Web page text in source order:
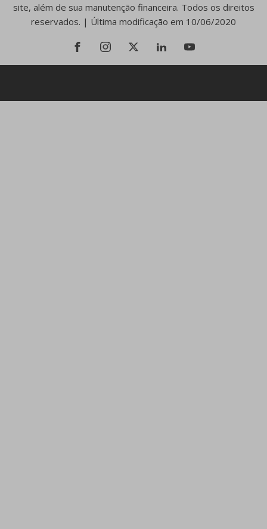
site, além de sua manutenção financeira. Todos os direitos
reservados. | Última modificação em 10/06/2020